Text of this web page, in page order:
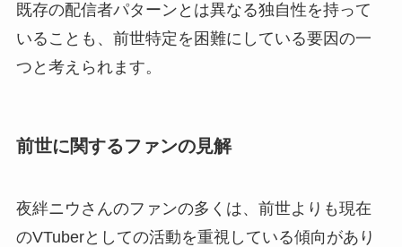
既存の配信者パターンとは異なる独自性を持って
いることも、前世特定を困難にしている要因の一
つと考えられます。
前世に関するファンの見解
夜絆ニウさんのファンの多くは、前世よりも現在
のVTuberとしての活動を重視している傾向があり